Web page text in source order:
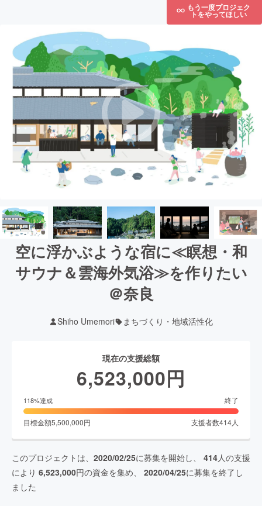
もう一度プロジェク
トをやってほしい
空に浮かぶような宿に≪瞑想・和
サウナ＆雲海外気浴≫を作りたい
＠奈良
Shiho Umemori まちづくり・地域活性化
現在の支援総額
6,523,000円
118%達成 終了
目標金額5,500,000円 支援者数414人
このプロジェクトは、 2020/02/25に募集を開始し、 414人の支援
により 6,523,000円の資金を集め、 2020/04/25に募集を終了し
ました